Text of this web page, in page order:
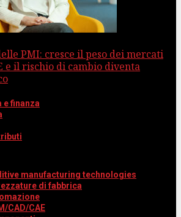
PMI: cresce il peso dei mercati
e il rischio di cambio diventa
e finanza
manufacturing technologies
di fabbrica
CAD/CAE